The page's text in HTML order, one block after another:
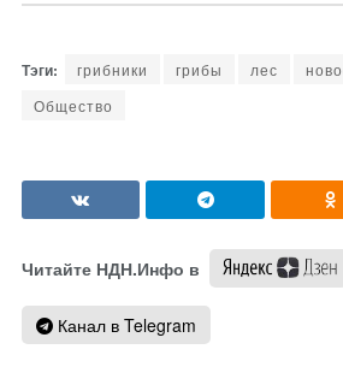
грибники грибы лес
Общество
Читайте НДН.Инфо в
Канал в Telegram